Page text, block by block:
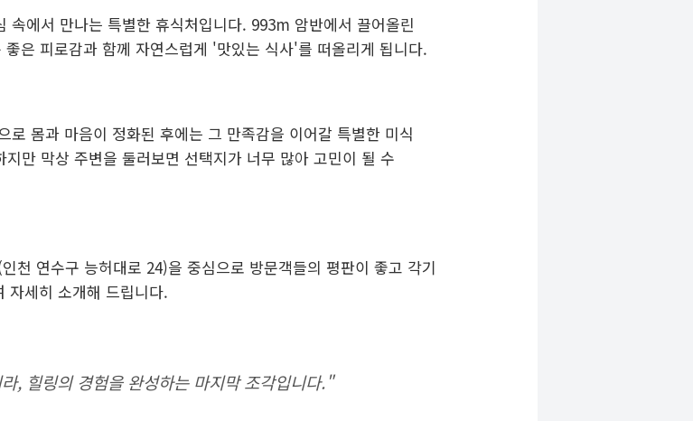
속에서 만나는 특별한 휴식처입니다. 993m 암반에서 끌어올린
은 피로감과 함께 자연스럽게 '맛있는 식사'를 떠올리게 됩니다.
로 몸과 마음이 정화된 후에는 그 만족감을 이어갈 특별한 미식
만 막상 주변을 둘러보면 선택지가 너무 많아 고민이 될 수
천 연수구 능허대로 24)을 중심으로 방문객들의 평판이 좋고 각기
자세히 소개해 드립니다.
, 힐링의 경험을 완성하는 마지막 조각입니다."